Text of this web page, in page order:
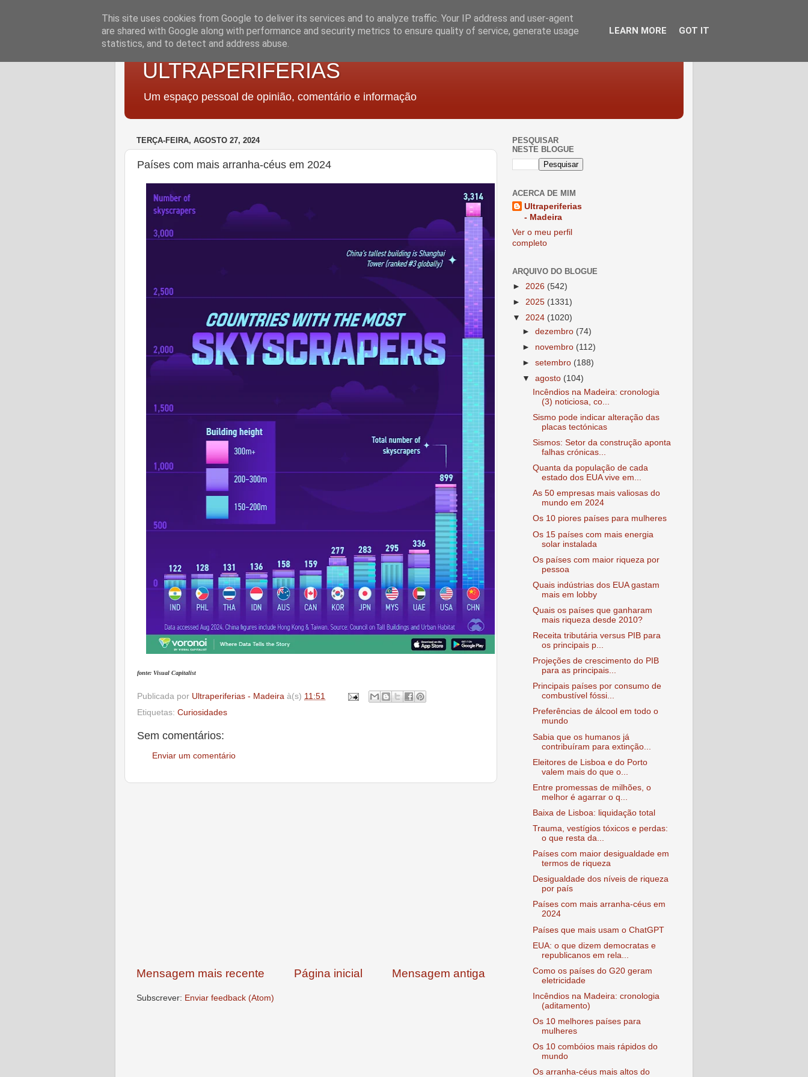
ULTRAPERIFERIAS
Um espaço pessoal de opinião, comentário e informação
TERÇA-FEIRA, AGOSTO 27, 2024
Países com mais arranha-céus em 2024
fonte: Visual Capitalist
Publicada por Ultraperiferias - Madeira à(s) 11:51
Etiquetas: Curiosidades
Sem comentários:
Enviar um comentário
Mensagem mais recente Mensagem antiga
Página inicial
Subscrever: Enviar feedback (Atom)
PESQUISAR
NESTE BLOGUE
ACERCA DE MIM
Ultraperiferias
- Madeira
Ver o meu perfil
completo
ARQUIVO DO BLOGUE
► 2026 (542)
► 2025 (1331)
▼ 2024 (1020)
►dezembro (74)
► novembro (112)
►setembro (188)
▼agosto (104)
Incêndios na Madeira: cronologia
(3) noticiosa, co...
Sismo pode indicar alteração das
placas tectónicas
Sismos: Setor da construção aponta
falhas crónicas...
Quanta da população de cada
estado dos EUA vive em...
As 50 empresas mais valiosas do
mundo em 2024
Os 10 piores países para mulheres
Os 15 países com mais energia
solar instalada
Os países com maior riqueza por
pessoa
Quais indústrias dos EUA gastam
mais em lobby
Quais os países que ganharam
mais riqueza desde 2010?
Receita tributária versus PIB para
os principais p...
Projeções de crescimento do PIB
para as principais...
Principais países por consumo de
combustível fóssi...
Preferências de álcool em todo o
mundo
Sabia que os humanos já
contribuíram para extinção...
Eleitores de Lisboa e do Porto
valem mais do que o...
Entre promessas de milhões, o
melhor é agarrar o q...
Baixa de Lisboa: liquidação total
Trauma, vestígios tóxicos e perdas:
o que resta da...
Países com maior desigualdade em
termos de riqueza
Desigualdade dos níveis de riqueza
por país
Países com mais arranha-céus em
2024
Países que mais usam o ChatGPT
EUA: o que dizem democratas e
republicanos em rela...
Como os países do G20 geram
eletricidade
Incêndios na Madeira: cronologia
(aditamento)
Os 10 melhores países para
mulheres
Os 10 combóios mais rápidos do
mundo
Os arranha-céus mais altos do
This site uses cookies from Google to deliver its services and to analyze traffic. Your IP address and user-agent
are shared with Google along with performance and security metrics to ensure quality of service, generate usage
statistics, and to detect and address abuse.
LEARN MORE GOT IT